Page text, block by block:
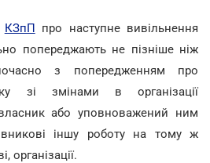
КЗпП про наступне вивільнення
попереджають не пізніше ніж
з попередженням про
зі змінами в організації
або уповноважений ним
іншу роботу на тому ж
організації.